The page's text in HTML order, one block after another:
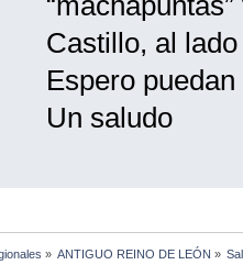
Castillo, al
Espero
Un saludo
» ANTIGUO REINO DE LEÓN »